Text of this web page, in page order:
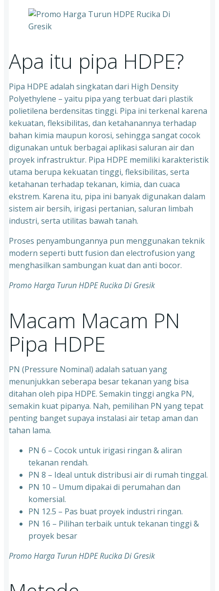
Apa itu pipa HDPE?
Pipa HDPE adalah singkatan dari High Density
Polyethylene – yaitu pipa yang terbuat dari plastik
polietilena berdensitas tinggi. Pipa ini terkenal karena
kekuatan, fleksibilitas, dan ketahanannya terhadap
bahan kimia maupun korosi, sehingga sangat cocok
digunakan untuk berbagai aplikasi saluran air dan
proyek infrastruktur. Pipa HDPE memiliki karakteristik
utama berupa kekuatan tinggi, fleksibilitas, serta
ketahanan terhadap tekanan, kimia, dan cuaca
ekstrem. Karena itu, pipa ini banyak digunakan dalam
sistem air bersih, irigasi pertanian, saluran limbah
industri, serta utilitas bawah tanah.
Proses penyambungannya pun menggunakan teknik
modern seperti butt fusion dan electrofusion yang
menghasilkan sambungan kuat dan anti bocor.
Promo Harga Turun HDPE Rucika Di Gresik
Macam Macam PN
Pipa HDPE
PN (Pressure Nominal) adalah satuan yang
menunjukkan seberapa besar tekanan yang bisa
ditahan oleh pipa HDPE. Semakin tinggi angka PN,
semakin kuat pipanya. Nah, pemilihan PN yang tepat
penting banget supaya instalasi air tetap aman dan
tahan lama.
PN 6 – Cocok untuk irigasi ringan & aliran
tekanan rendah.
PN 8 – Ideal untuk distribusi air di rumah tinggal.
PN 10 – Umum dipakai di perumahan dan
komersial.
PN 12.5 – Pas buat proyek industri ringan.
PN 16 – Pilihan terbaik untuk tekanan tinggi &
proyek besar
Promo Harga Turun HDPE Rucika Di Gresik